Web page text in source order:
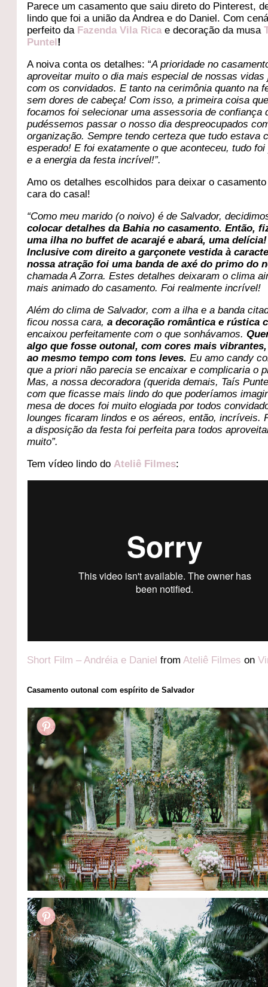
Parece um casamento que saiu direto do Pinterest,
lindo que foi a união da Andrea e do Daniel. Com
perfeito da Fazenda Vila Ricae decoração da musa
Puntel !
A noiva conta os detalhes: “A prioridade no
aproveitar muito o dia mais especial de nossas vidas
com os convidados. E tanto na cerimônia quanto na
sem dores de cabeça! Com isso, a primeira coisa
focamos foi selecionar uma assessoria de confiança
pudéssemos passar o nosso dia despreocupados
organização. Sempre tendo certeza que tudo estava
esperado! E foi exatamente o que aconteceu, tudo
e a energia da festa incrível!”.
Amo os detalhes escolhidos para deixar o
cara do casal!
“Como meu marido (o noivo) é de Salvador,
colocar detalhes da Bahia no casamento. Então,
uma ilha no buffet de acarajé e abará, uma delícia!
Inclusive com direito a garçonete vestida à
nossa atração foi uma banda de axé do primo do
chamada A Zorra. Estes detalhes deixaram o clima
mais animado do casamento. Foi realmente incrível!
Além do clima de Salvador, com a ilha e a banda
ficou nossa cara,a decoração romântica e rústica
encaixou perfeitamente com o que sonhávamos.
algo que fosse outonal, com cores mais
ao mesmo tempo com tons leves. Eu amo candy
que a priori não parecia se encaixar e complicaria o
Mas, a nossa decoradora (querida demais, Taís
com que ficasse mais lindo do que poderíamos
mesa de doces foi muito elogiada por todos
lounges ficaram lindos e os aéreos, então, incríveis.
a disposição da festa foi perfeita para todos
muito”.
Tem vídeo lindo doAteliê Filmes:
Short Film – Andréia e Daniel fromAteliê Filmes on
Casamento outonal com espírito de Salvador